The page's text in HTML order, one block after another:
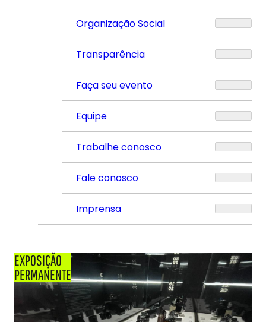
Organização Social
Transparência
Faça seu evento
Equipe
Trabalhe conosco
Fale conosco
Imprensa
EXPOSIÇÃO
PERMANENTE